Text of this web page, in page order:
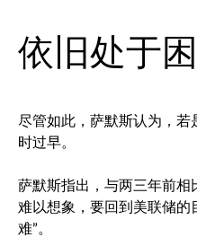
依旧处于
尽管如此，萨默斯认为，若
时过早。
萨默斯指出，与两三年前
难以想象，要回到美联储的
难”。